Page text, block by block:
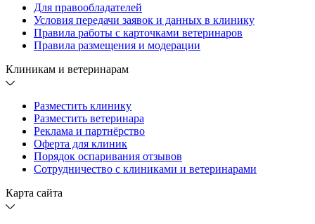
Для правообладателей
Условия передачи заявок и данных в клинику
Правила работы с карточками ветеринаров
Правила размещения и модерации
Клиникам и ветеринарам
Разместить клинику
Разместить ветеринара
Реклама и партнёрство
Оферта для клиник
Порядок оспаривания отзывов
Сотрудничество с клиниками и ветеринарами
Карта сайта